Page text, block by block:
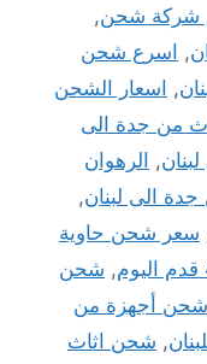
شركة شحن,
, اسرع شحن
, اسعار الشحن
من جدة الى
, الرهوان
الى لبنان,
سعر شحن حاوية
, شحن
شحن أجهزة من
, شحن اثاث